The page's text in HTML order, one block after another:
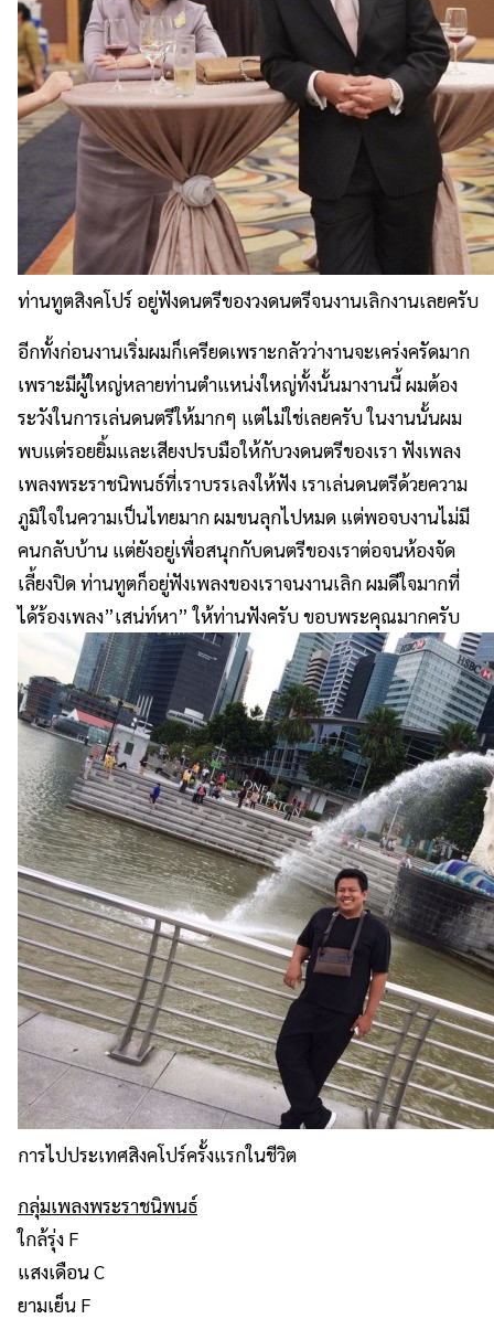
ท่านทูตสิงคโปร์ อยู่ฟังดนตรีของวงดนตรีจนงานเลิกงานเลยครับ
อีกทั้งก่อนงานเริ่มผมก็เครียดเพราะกลัวว่างานจะเคร่งครัดมาก
เพราะมีผู้ใหญ่หลายท่านตำแหน่งใหญ่ทั้งนั้นมางานนี้ ผมต้อง
ระวังในการเล่นดนตรีให้มากๆ แต่ไม่ใช่เลยครับ ในงานนั้นผม
พบแต่รอยยิ้มและเสียงปรบมือให้กับวงดนตรีของเรา ฟังเพลง
เพลงพระราชนิพนธ์ที่เราบรรเลงให้ฟัง เราเล่นดนตรีด้วยความ
ภูมิใจในความเป็นไทยมาก ผมขนลุกไปหมด แต่พอจบงานไม่มี
คนกลับบ้าน แต่ยังอยู่เพื่อสนุกกับดนตรีของเราต่อจนห้องจัด
เลี้ยงปิด ท่านทูตก็อยู่ฟังเพลงของเราจนงานเลิก ผมดีใจมากที่
ได้ร้องเพลง”เสน่ท์หา” ให้ท่านฟังครับ ขอบพระคุณมากครับ
การไปประเทศสิงคโปร์ครั้งแรกในชีวิต
กลุ่มเพลงพระราชนิพนธ์
ใกล้รุ่ง F
แสงเดือน C
ยามเย็น F